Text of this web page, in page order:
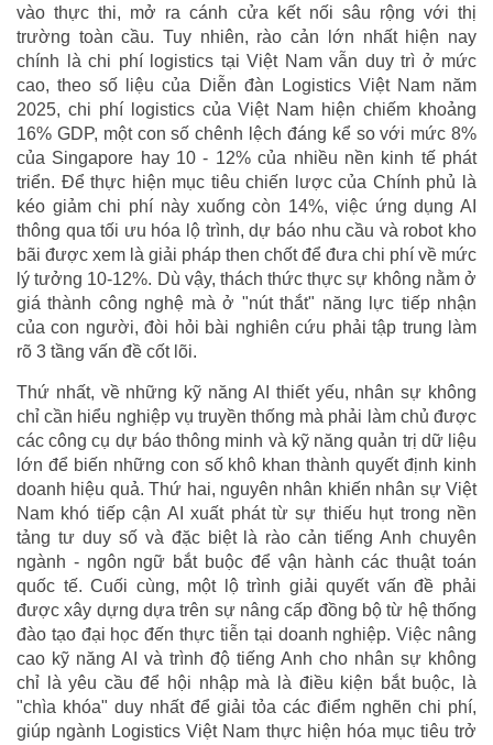
vào thực thi, mở ra cánh cửa kết nối sâu rộng với thị
trường toàn cầu. Tuy nhiên, rào cản lớn nhất hiện nay
chính là chi phí logistics tại Việt Nam vẫn duy trì ở mức
cao, theo số liệu của Diễn đàn Logistics Việt Nam năm
2025, chi phí logistics của Việt Nam hiện chiếm khoảng
16% GDP, một con số chênh lệch đáng kể so với mức 8%
của Singapore hay 10 - 12% của nhiều nền kinh tế phát
triển. Để thực hiện mục tiêu chiến lược của Chính phủ là
kéo giảm chi phí này xuống còn 14%, việc ứng dụng AI
thông qua tối ưu hóa lộ trình, dự báo nhu cầu và robot kho
bãi được xem là giải pháp then chốt để đưa chi phí về mức
lý tưởng 10-12%. Dù vậy, thách thức thực sự không nằm ở
giá thành công nghệ mà ở "nút thắt" năng lực tiếp nhận
của con người, đòi hỏi bài nghiên cứu phải tập trung làm
rõ 3 tầng vấn đề cốt lõi.
Thứ nhất, về những kỹ năng AI thiết yếu, nhân sự không
chỉ cần hiểu nghiệp vụ truyền thống mà phải làm chủ được
các công cụ dự báo thông minh và kỹ năng quản trị dữ liệu
lớn để biến những con số khô khan thành quyết định kinh
doanh hiệu quả. Thứ hai, nguyên nhân khiến nhân sự Việt
Nam khó tiếp cận AI xuất phát từ sự thiếu hụt trong nền
tảng tư duy số và đặc biệt là rào cản tiếng Anh chuyên
ngành - ngôn ngữ bắt buộc để vận hành các thuật toán
quốc tế. Cuối cùng, một lộ trình giải quyết vấn đề phải
được xây dựng dựa trên sự nâng cấp đồng bộ từ hệ thống
đào tạo đại học đến thực tiễn tại doanh nghiệp. Việc nâng
cao kỹ năng AI và trình độ tiếng Anh cho nhân sự không
chỉ là yêu cầu để hội nhập mà là điều kiện bắt buộc, là
"chìa khóa" duy nhất để giải tỏa các điểm nghẽn chi phí,
giúp ngành Logistics Việt Nam thực hiện hóa mục tiêu trở